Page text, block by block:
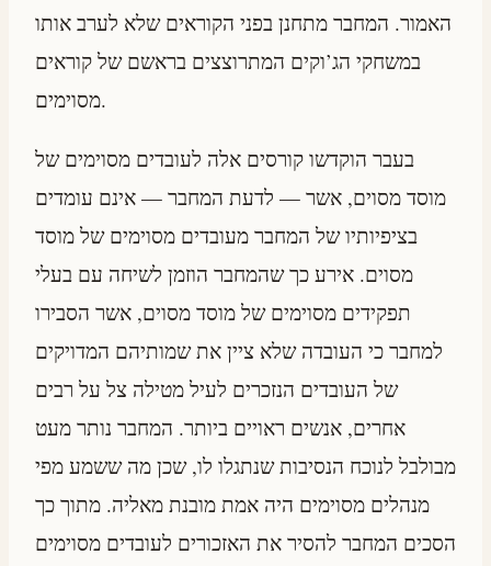
האמור. המחבר מתחנן בפני הקוראים שלא לערב אותו
במשחקי הג’וקים המתרוצצים בראשם של קוראים
מסוימים.
בעבר הוקדשו קורסים אלה לעובדים מסוימים של
מוסד מסוים, אשר — לדעת המחבר — אינם עומדים
בציפיותיו של המחבר מעובדים מסוימים של מוסד
מסוים. אירע כך שהמחבר הוזמן לשיחה עם בעלי
תפקידים מסוימים של מוסד מסוים, אשר הסבירו
למחבר כי העובדה שלא ציין את שמותיהם המדויקים
של העובדים הנזכרים לעיל מטילה צל על רבים
אחרים, אנשים ראויים ביותר. המחבר נותר מעט
מבולבל לנוכח הנסיבות שנתגלו לו, שכן מה ששמע מפי
מנהלים מסוימים היה אמת מובנת מאליה. מתוך כך
הסכים המחבר להסיר את האזכורים לעובדים מסוימים